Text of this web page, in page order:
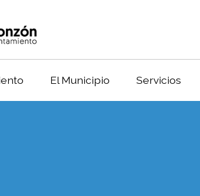
El Municipio Servicios